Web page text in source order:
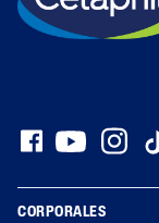
CORPORALES